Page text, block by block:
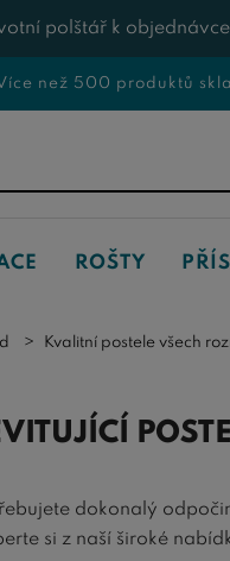
polštář k
než 500 produktů
ROŠTY
Kvalitní postele všech
dokonalý
si z naší široké